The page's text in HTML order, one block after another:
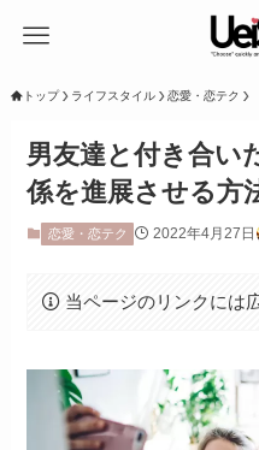
トップ ライフスタイル 恋愛・恋テク
男友達と付き合い
係を進展させる方
恋愛・恋テク 2022年4月27日
当ページのリンクには